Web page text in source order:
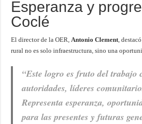
Esperanza y
Coclé
El director de la OER,Antonio Clement,
rural no es solo infraestructura, sino una
“Este logro es fruto del trabajo
autoridades, líderes
Representa esperanza,
para las presentes y futuras